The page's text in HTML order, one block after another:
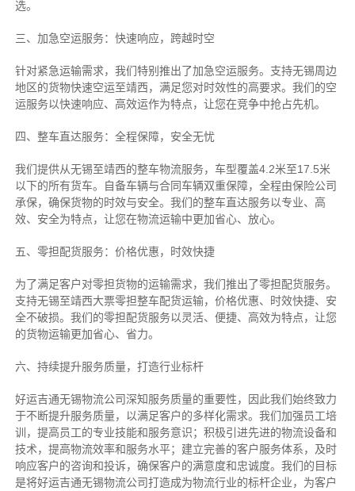
选。
三、加急空运服务：快速响应，跨越时空
针对紧急运输需求，我们特别推出了加急空运服务。支持无锡周边
地区的货物快速空运至靖西，满足您对时效性的高要求。我们的空
运服务以快速响应、高效运作为特点，让您在竞争中抢占先机。
四、整车直达服务：全程保障，安全无忧
我们提供从无锡至靖西的整车物流服务，车型覆盖4.2米至17.5米
以下的所有货车。自备车辆与合同车辆双重保障，全程由保险公司
承保，确保货物的时效与安全。我们的整车直达服务以专业、高
效、安全为特点，让您在物流运输中更加省心、放心。
五、零担配货服务：价格优惠，时效快捷
为了满足客户对零担货物的运输需求，我们推出了零担配货服务。
支持无锡至靖西大票零担整车配货运输，价格优惠、时效快捷、安
全不破损。我们的零担配货服务以灵活、便捷、高效为特点，让您
的货物运输更加省心、省力。
六、持续提升服务质量，打造行业标杆
好运吉通无锡物流公司深知服务质量的重要性，因此我们始终致力
于不断提升服务质量，以满足客户的多样化需求。我们加强员工培
训，提高员工的专业技能和服务意识；积极引进先进的物流设备和
技术，提高物流效率和服务水平；建立完善的客户服务体系，及时
响应客户的咨询和投诉，确保客户的满意度和忠诚度。我们的目标
是将好运吉通无锡物流公司打造成为物流行业的标杆企业，为客户